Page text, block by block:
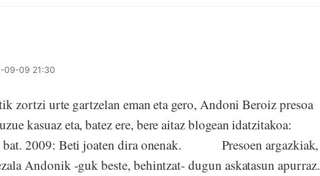
09-09 21:30
zortzi urte gartzelan eman eta gero, Andoni Beroiz presoa
kasuaz eta, batez ere, bere aitaz blogean idatzitakoa:
bat. 2009: Beti joaten dira onenak. Presoen argazkiak,
Andonik -guk beste, behintzat- dugun askatasun apurraz.